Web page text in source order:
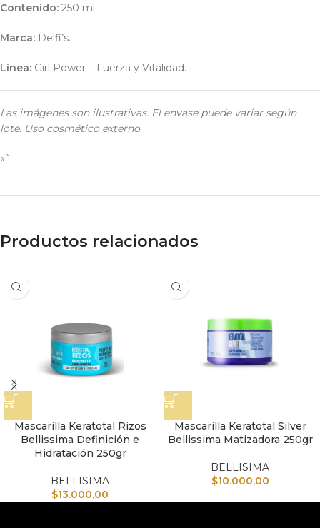
Contenido: 250 ml.
Marca: Delfi’s.
Línea: Girl Power – Fuerza y Vitalidad.
Las imágenes son ilustrativas. El envase puede variar según
lote. Uso cosmético externo.
«`
Productos relacionados
Mascarilla Keratotal Rizos
Bellissima Definición e
Hidratación 250gr
BELLISIMA
$13.000,00
Mascarilla Keratotal Silver
Bellissima Matizadora 250gr
BELLISIMA
$10.000,00